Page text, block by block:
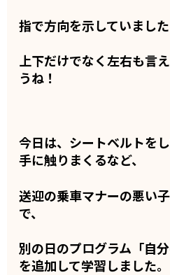
指で方向を示していまし
上下だけでなく左右も言
うね！
今日は、シートベルトを
手に触りまくるなど、
送迎の乗車マナーの悪い
で、
別の日のプログラム「自
を追加して学習しました。